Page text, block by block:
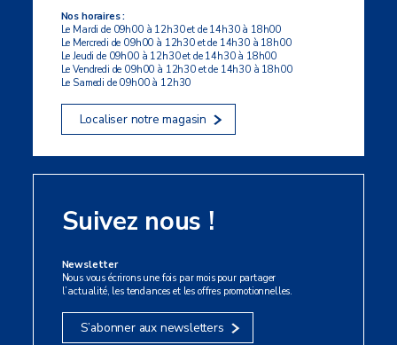
Nos horaires :
Le Mardi de 09h00 à 12h30 et de 14h30 à 18h00
Le Mercredi de 09h00 à 12h30 et de 14h30 à 18h00
Le Jeudi de 09h00 à 12h30 et de 14h30 à 18h00
Le Vendredi de 09h00 à 12h30 et de 14h30 à 18h00
Le Samedi de 09h00 à 12h30
Localiser notre magasin
Suivez nous !
Newsletter
Nous vous écrirons une fois par mois pour partager
l’actualité, les tendances et les offres promotionnelles.
S’abonner aux newsletters